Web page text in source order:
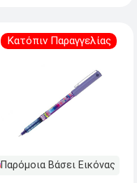
Κατόπιν Παραγγελίας
Παρόμοια Βάσει Εικόνας